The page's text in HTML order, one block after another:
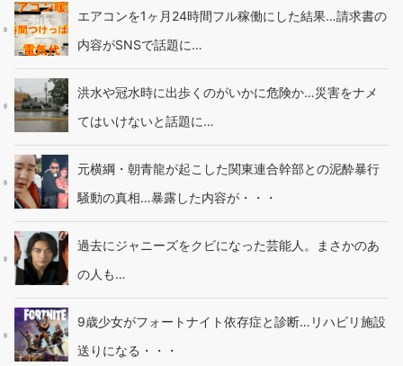
エアコンを1ヶ月24時間フル稼働にした結果…請求書の
内容がSNSで話題に…
洪水や冠水時に出歩くのがいかに危険か…災害をナメ
てはいけないと話題に…
元横綱・朝青龍が起こした関東連合幹部との泥酔暴行
騒動の真相…暴露した内容が・・・
過去にジャニーズをクビになった芸能人。まさかのあ
の人も…
9歳少女がフォートナイト依存症と診断…リハビリ施設
送りになる・・・